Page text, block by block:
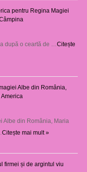
pentru Regina Magiei
după o ceartă de … Citește
Albe din România,
Albe din România, Maria
Citește mai mult »
firmei și de argintul viu